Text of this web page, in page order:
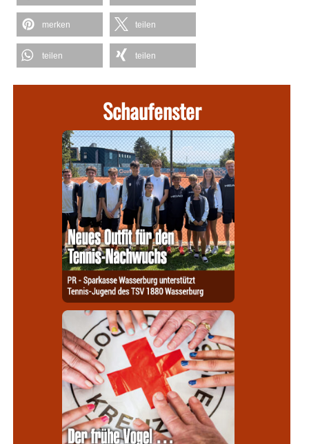
merken teilen
teilen teilen
Schaufenster